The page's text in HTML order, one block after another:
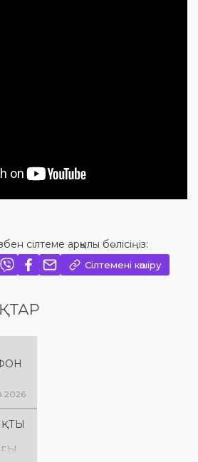
сілтеме арқылы бөлісіңіз:
Сілтемені көшіру